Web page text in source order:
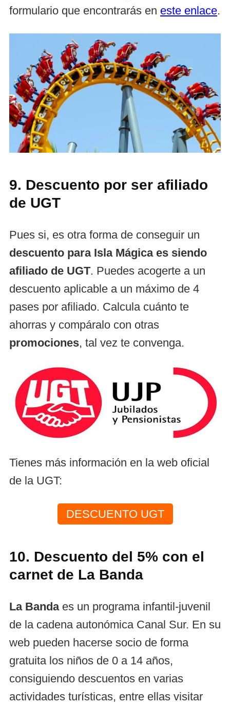
formulario que encontrarás en este enlace.
9. Descuento por ser afiliado
de UGT
Pues si, es otra forma de conseguir un
descuento para Isla Mágica es siendo
afiliado de UGT. Puedes acogerte a un
descuento aplicable a un máximo de 4
pases por afiliado. Calcula cuánto te
ahorras y compáralo con otras
promociones, tal vez te convenga.
Tienes más información en la web oficial
de la UGT:
DESCUENTO UGT
10. Descuento del 5% con el
carnet de La Banda
La Bandaes un programa infantil-juvenil
de la cadena autonómica Canal Sur. En su
web pueden hacerse socio de forma
gratuita los niños de 0 a 14 años,
consiguiendo descuentos en varias
actividades turísticas, entre ellas visitar